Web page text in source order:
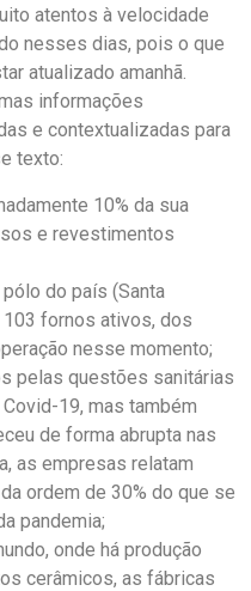
atentos à velocidade
nesses dias, pois o que
atualizado amanhã.
informações
e contextualizadas para
texto:
10% da sua
e revestimentos
do país (Santa
fornos ativos, dos
nesse momento;
pelas questões sanitárias
19, mas também
de forma abrupta nas
as empresas relatam
ordem de 30% do que se
pandemia;
onde há produção
cerâmicos, as fábricas